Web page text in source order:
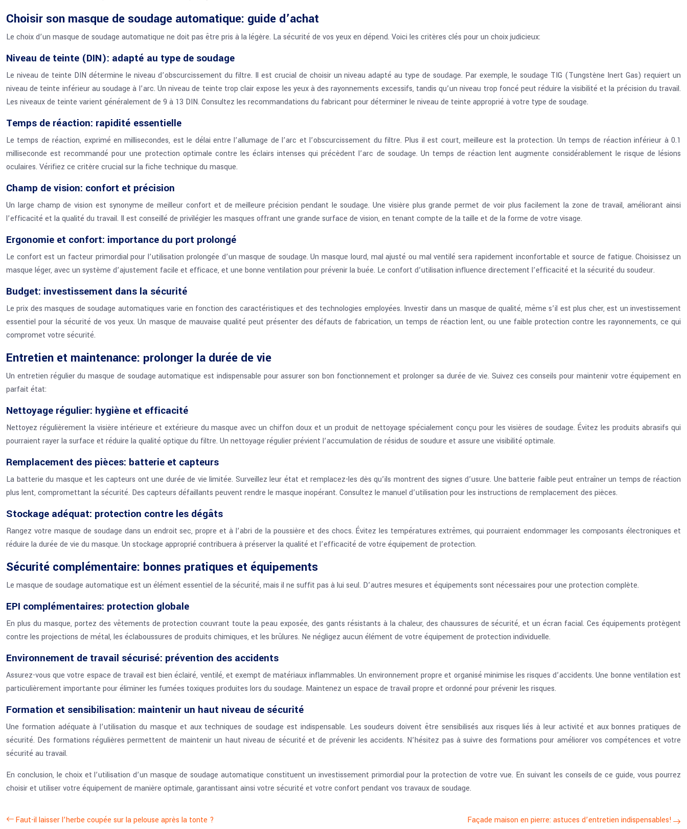
Choisir son masque de soudage automatique: guide d’achat
Le choix d’un masque de soudage automatique ne doit pas être pris à la légère. La sécurité de vos yeux en dépend. Voici les critères clés pour un choix judicieux:
Niveau de teinte (DIN): adapté au type de soudage
Le niveau de teinte DIN détermine le niveau d’obscurcissement du filtre. Il est crucial de choisir un niveau adapté au type de soudage. Par exemple, le soudage TIG (Tungstène Inert Gas) requiert un
niveau de teinte inférieur au soudage à l’arc. Un niveau de teinte trop clair expose les yeux à des rayonnements excessifs, tandis qu’un niveau trop foncé peut réduire la visibilité et la précision du travail.
Les niveaux de teinte varient généralement de 9 à 13 DIN. Consultez les recommandations du fabricant pour déterminer le niveau de teinte approprié à votre type de soudage.
Temps de réaction: rapidité essentielle
Le temps de réaction, exprimé en millisecondes, est le délai entre l’allumage de l’arc et l’obscurcissement du filtre. Plus il est court, meilleure est la protection. Un temps de réaction inférieur à 0.1
milliseconde est recommandé pour une protection optimale contre les éclairs intenses qui précèdent l’arc de soudage. Un temps de réaction lent augmente considérablement le risque de lésions
oculaires. Vérifiez ce critère crucial sur la fiche technique du masque.
Champ de vision: confort et précision
Un large champ de vision est synonyme de meilleur confort et de meilleure précision pendant le soudage. Une visière plus grande permet de voir plus facilement la zone de travail, améliorant ainsi
l’efficacité et la qualité du travail. Il est conseillé de privilégier les masques offrant une grande surface de vision, en tenant compte de la taille et de la forme de votre visage.
Ergonomie et confort: importance du port prolongé
Le confort est un facteur primordial pour l’utilisation prolongée d’un masque de soudage. Un masque lourd, mal ajusté ou mal ventilé sera rapidement inconfortable et source de fatigue. Choisissez un
masque léger, avec un système d’ajustement facile et efficace, et une bonne ventilation pour prévenir la buée. Le confort d’utilisation influence directement l’efficacité et la sécurité du soudeur.
Budget: investissement dans la sécurité
Le prix des masques de soudage automatiques varie en fonction des caractéristiques et des technologies employées. Investir dans un masque de qualité, même s’il est plus cher, est un investissement
essentiel pour la sécurité de vos yeux. Un masque de mauvaise qualité peut présenter des défauts de fabrication, un temps de réaction lent, ou une faible protection contre les rayonnements, ce qui
compromet votre sécurité.
Entretien et maintenance: prolonger la durée de vie
Un entretien régulier du masque de soudage automatique est indispensable pour assurer son bon fonctionnement et prolonger sa durée de vie. Suivez ces conseils pour maintenir votre équipement en
parfait état:
Nettoyage régulier: hygiène et efficacité
Nettoyez régulièrement la visière intérieure et extérieure du masque avec un chiffon doux et un produit de nettoyage spécialement conçu pour les visières de soudage. Évitez les produits abrasifs qui
pourraient rayer la surface et réduire la qualité optique du filtre. Un nettoyage régulier prévient l’accumulation de résidus de soudure et assure une visibilité optimale.
Remplacement des pièces: batterie et capteurs
La batterie du masque et les capteurs ont une durée de vie limitée. Surveillez leur état et remplacez-les dès qu’ils montrent des signes d’usure. Une batterie faible peut entraîner un temps de réaction
plus lent, compromettant la sécurité. Des capteurs défaillants peuvent rendre le masque inopérant. Consultez le manuel d’utilisation pour les instructions de remplacement des pièces.
Stockage adéquat: protection contre les dégâts
Rangez votre masque de soudage dans un endroit sec, propre et à l’abri de la poussière et des chocs. Évitez les températures extrêmes, qui pourraient endommager les composants électroniques et
réduire la durée de vie du masque. Un stockage approprié contribuera à préserver la qualité et l’efficacité de votre équipement de protection.
Sécurité complémentaire: bonnes pratiques et équipements
Le masque de soudage automatique est un élément essentiel de la sécurité, mais il ne suffit pas à lui seul. D’autres mesures et équipements sont nécessaires pour une protection complète.
EPI complémentaires: protection globale
En plus du masque, portez des vêtements de protection couvrant toute la peau exposée, des gants résistants à la chaleur, des chaussures de sécurité, et un écran facial. Ces équipements protègent
contre les projections de métal, les éclaboussures de produits chimiques, et les brûlures. Ne négligez aucun élément de votre équipement de protection individuelle.
Environnement de travail sécurisé: prévention des accidents
Assurez-vous que votre espace de travail est bien éclairé, ventilé, et exempt de matériaux inflammables. Un environnement propre et organisé minimise les risques d’accidents. Une bonne ventilation est
particulièrement importante pour éliminer les fumées toxiques produites lors du soudage. Maintenez un espace de travail propre et ordonné pour prévenir les risques.
Formation et sensibilisation: maintenir un haut niveau de sécurité
Une formation adéquate à l’utilisation du masque et aux techniques de soudage est indispensable. Les soudeurs doivent être sensibilisés aux risques liés à leur activité et aux bonnes pratiques de
sécurité. Des formations régulières permettent de maintenir un haut niveau de sécurité et de prévenir les accidents. N’hésitez pas à suivre des formations pour améliorer vos compétences et votre
sécurité au travail.
En conclusion, le choix et l’utilisation d’un masque de soudage automatique constituent un investissement primordial pour la protection de votre vue. En suivant les conseils de ce guide, vous pourrez
choisir et utiliser votre équipement de manière optimale, garantissant ainsi votre sécurité et votre confort pendant vos travaux de soudage.
Faut-il laisser l’herbe coupée sur la pelouse après la tonte ? Façade maison en pierre: astuces d’entretien indispensables!